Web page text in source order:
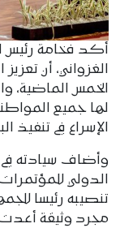
أكد فخامة رئيس
الغزواني، أن
الخمس الماضية،
لها جميع
الإسراع في تنفيذ
وأضاف سيادته في
الدولي
تنصيبه رئيسا
مجرد وثيقة أعدت